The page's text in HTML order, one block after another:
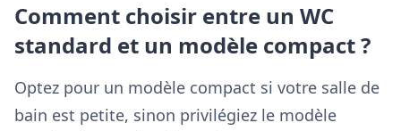
Comment choisir entre un WC
standard et un modèle compact ?
Optez pour un modèle compact si votre salle de
bain est petite, sinon privilégiez le modèle